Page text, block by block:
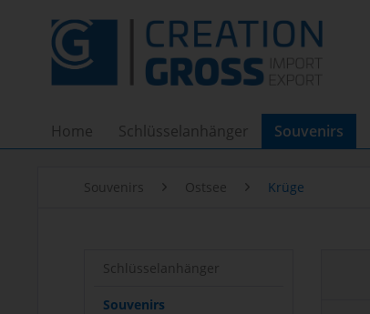
Home Schlüsselanhänger Souvenirs
Souvenirs Ostsee Krüge
Schlüsselanhänger
Souvenirs